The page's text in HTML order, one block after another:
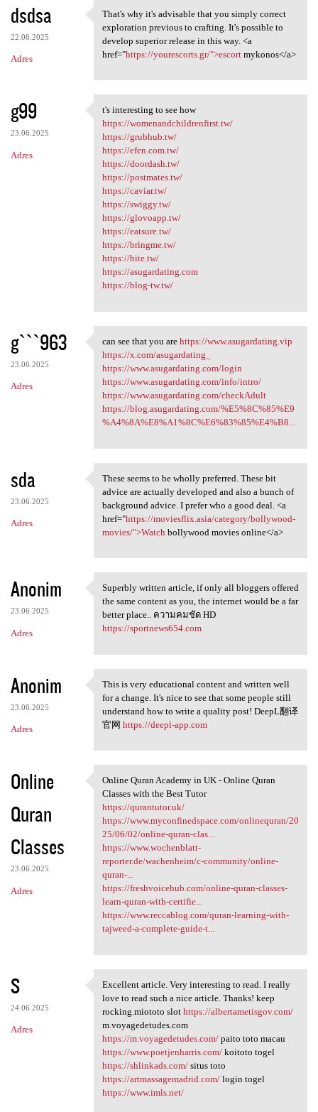
dsdsa
22.06.2025
Adres
That's why it's advisable
That's why it's advisable that you simply correct
exploration previous to crafting. It's possible to
develop superior release in this way. <a
href="https://yourescorts.gr/">escortmykonos</a>
g99
23.06.2025
Adres
t's interesting to see how
t's interesting to see how
https://womenandchildrenfirst.tw/
https://grubhub.tw/
https://efen.com.tw/
https://doordash.tw/
https://postmates.tw/
https://caviar.tw/
https://swiggy.tw/
https://glovoapp.tw/
https://eatsure.tw/
https://bringme.tw/
https://bite.tw/
https://asugardating.com
https://blog-tw.tw/
gˋˋˋ963
23.06.2025
Adres
can see that you are https:/
can see that you are https://www.asugardating.vip
https://x.com/asugardating_
https://www.asugardating.com/login
https://www.asugardating.com/info/intro/
https://www.asugardating.com/checkAdult
https://blog.asugardating.com/%E5%8C%85%E9
%A4%8A%E8%A1%8C%E6%83%85%E4%B8...
sda
23.06.2025
Adres
These seems to be wholly
These seems to be wholly preferred. These bit
advice are actually developed and also a bunch of
background advice. I prefer who a good deal. <a
href="https://moviesflix.asia/category/bollywood-
movies/">Watch bollywood movies online</a>
Anonim
23.06.2025
Adres
Superbly written article, if
Superbly written article, if only all bloggers offered
the same content as you, the internet would be a far
better place.. ความคมชัด HD
https://sportnews654.com
Anonim
23.06.2025
Adres
This is very educational
This is very educational content and written well
for a change. It's nice to see that some people still
understand how to write a quality post! DeepL翻译
官网 https://deepl-app.com
Online
Quran
Classes
23.06.2025
Adres
Online Quran Academy in UK -
Online Quran Academy in UK - Online Quran
Classes with the Best Tutor
https://qurantutor.uk/
https://www.myconfinedspace.com/onlinequran/20
25/06/02/online-quran-clas...
https://www.wochenblatt-
reporter.de/wachenheim/c-community/online-
quran-...
https://freshvoicehub.com/online-quran-classes-
learn-quran-with-certifie...
https://www.reccablog.com/quran-learning-with-
tajweed-a-complete-guide-t...
S
24.06.2025
Adres
Excellent article. Very
Excellent article. Very interesting to read. I really
love to read such a nice article. Thanks! keep
rocking.miototo slot https://albertametisgov.com/
m.voyagedetudes.com
https://m.voyagedetudes.com/paito toto macau
https://www.poetjenharris.com/koitoto togel
https://shlinkads.com/situs toto
https://artmassagemadrid.com/login togel
https://www.imls.net/